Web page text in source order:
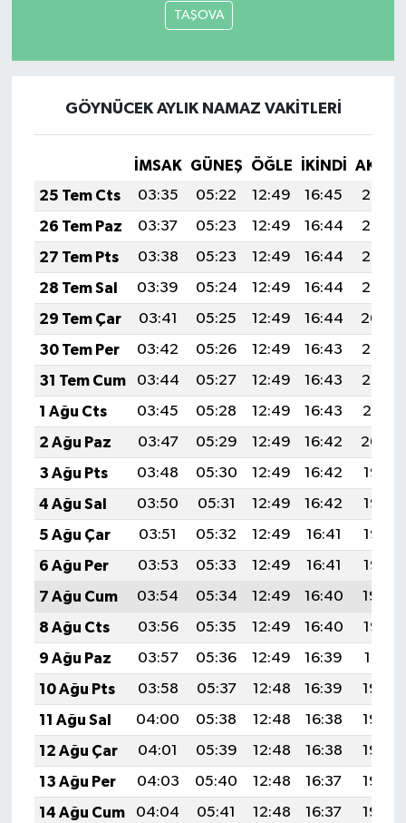
TAŞOVA
GÖYNÜCEK AYLIK NAMAZ VAKITLERI
İMSAK GÜNEŞ ÖĞLE İKINDI
25 Tem Cts
03:35 05:22 12:49 16:45
20:07
26 Tem Paz
03:37 05:23 12:49 16:44
20:06
27 Tem Pts
03:38 05:23 12:49 16:44
20:06
28 Tem Sal
03:39 05:24 12:49 16:44
20:05
29 Tem Çar
03:41 05:25 12:49 16:44
20:04
30 Tem Per
03:42 05:26 12:49 16:43
20:03
31 Tem Cum
03:44 05:27 12:49 16:43
20:02
1 Ağu Cts
03:45 05:28 12:49 16:43
20:01
2 Ağu Paz
03:47 05:29 12:49 16:42
20:00
3 Ağu Pts
03:48 05:30 12:49 16:42
19:58
4 Ağu Sal
03:50 05:31 12:49 16:42
19:57
5 Ağu Çar
03:51 05:32 12:49 16:41
19:56
6 Ağu Per
03:53 05:33 12:49 16:41
19:55
7 Ağu Cum
03:54 05:34 12:49 16:40
19:54
8 Ağu Cts
03:56 05:35 12:49 16:40
19:53
9 Ağu Paz
03:57 05:36 12:49 16:39
19:51
10 Ağu Pts
03:58 05:37 12:48 16:39
19:50
11 Ağu Sal
04:00 05:38 12:48 16:38
19:49
12 Ağu Çar
04:01 05:39 12:48 16:38
19:48
13 Ağu Per
04:03 05:40 12:48 16:37
19:46
14 Ağu Cum
04:04 05:41 12:48 16:37
19:45